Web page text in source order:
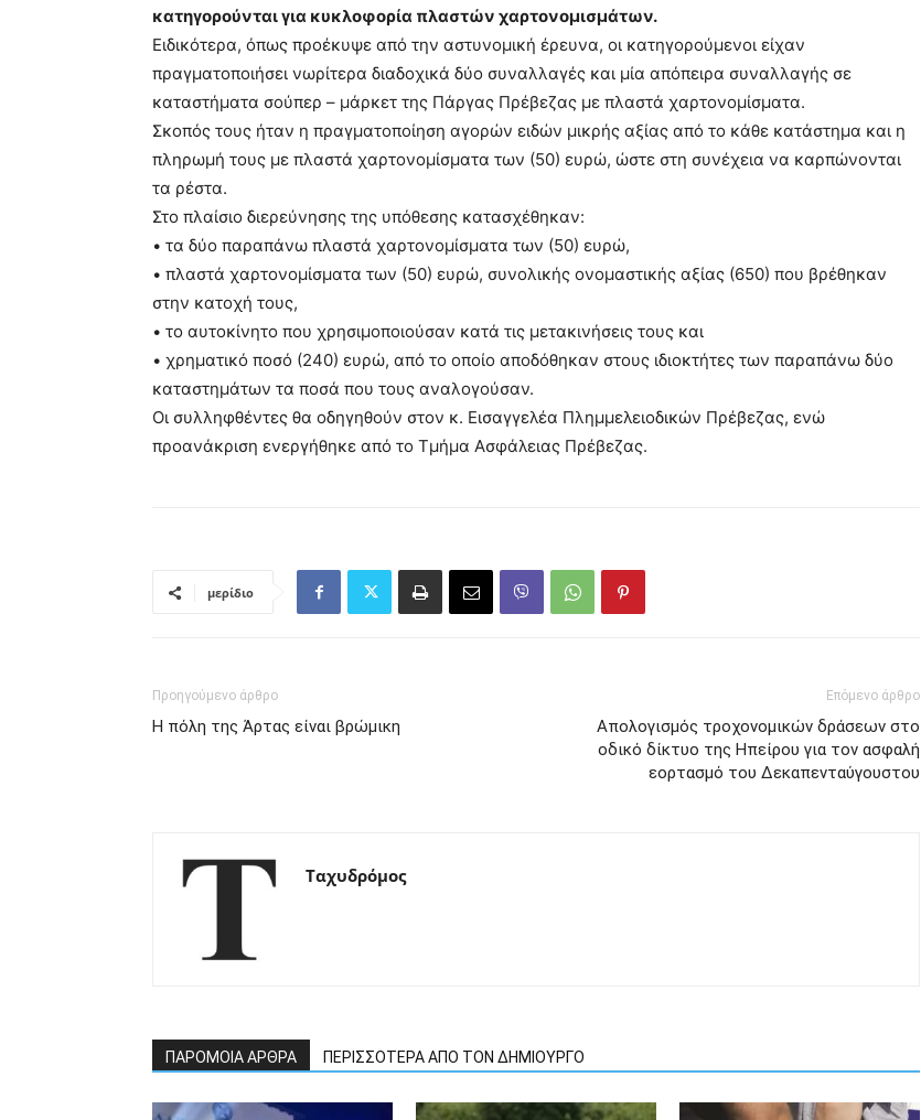
κατηγορούνται για κυκλοφορία πλαστών χαρτονομισμάτων.
Ειδικότερα, όπως προέκυψε από την αστυνομική έρευνα, οι κατηγορούμενοι είχαν
πραγματοποιήσει νωρίτερα διαδοχικά δύο συναλλαγές και μία απόπειρα συναλλαγής σε
καταστήματα σούπερ – μάρκετ της Πάργας Πρέβεζας με πλαστά χαρτονομίσματα.
Σκοπός τους ήταν η πραγματοποίηση αγορών ειδών μικρής αξίας από το κάθε κατάστημα και η
πληρωμή τους με πλαστά χαρτονομίσματα των (50) ευρώ, ώστε στη συνέχεια να καρπώνονται
τα ρέστα.
Στο πλαίσιο διερεύνησης της υπόθεσης κατασχέθηκαν:
• τα δύο παραπάνω πλαστά χαρτονομίσματα των (50) ευρώ,
• πλαστά χαρτονομίσματα των (50) ευρώ, συνολικής ονομαστικής αξίας (650) που βρέθηκαν
στην κατοχή τους,
• το αυτοκίνητο που χρησιμοποιούσαν κατά τις μετακινήσεις τους και
• χρηματικό ποσό (240) ευρώ, από το οποίο αποδόθηκαν στους ιδιοκτήτες των παραπάνω δύο
καταστημάτων τα ποσά που τους αναλογούσαν.
Οι συλληφθέντες θα οδηγηθούν στον κ. Εισαγγελέα Πλημμελειοδικών Πρέβεζας, ενώ
προανάκριση ενεργήθηκε από το Τμήμα Ασφάλειας Πρέβεζας.
μερίδιο
Προηγούμενο άρθρο
Η πόλη της Άρτας είναι βρώμικη
Επόμενο άρθρο
Απολογισμός τροχονομικών δράσεων στο
οδικό δίκτυο της Ηπείρου για τον ασφαλή
εορτασμό του Δεκαπενταύγουστου
Ταχυδρόμος
ΠΑΡΟΜΟΙΑ ΑΡΘΡΑ ΠΕΡΙΣΣΟΤΕΡΑ ΑΠΟ ΤΟΝ ΔΗΜΙΟΥΡΓΟ